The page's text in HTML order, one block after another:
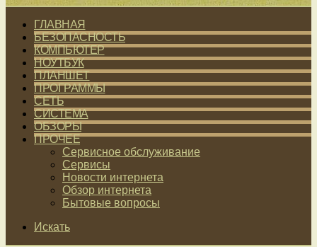
ГЛАВНАЯ
БЕЗОПАСНОСТЬ
КОМПЬЮТЕР
НОУТБУК
ПЛАНШЕТ
ПРОГРАММЫ
СЕТЬ
СИСТЕМА
ОБЗОРЫ
ПРОЧЕЕ
Сервисное обслуживание
Сервисы
Новости интернета
Обзор интернета
Бытовые вопросы
Искать